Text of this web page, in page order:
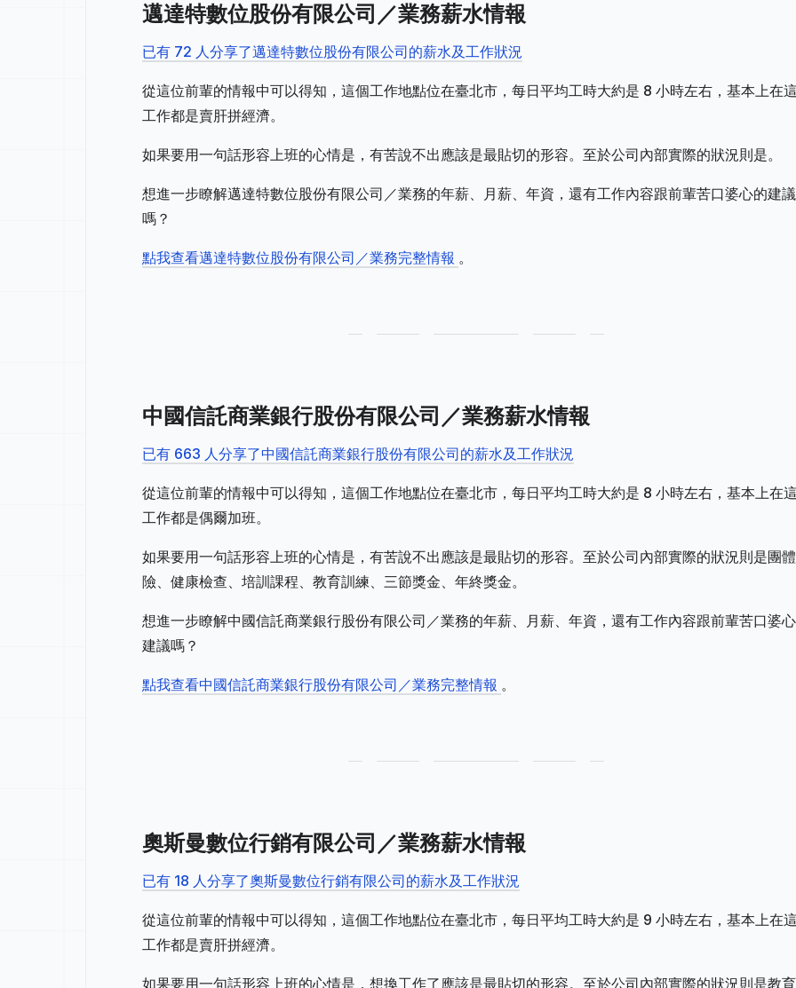
邁達特數位股份有限公司／業務薪水情報
已有 72 人分享了邁達特數位股份有限公司的薪水及工作狀況
從這位前輩的情報中可以得知，這個工作地點位在臺北市，每日平均工時大約是 8 小時左右，基本上在
工作都是賣肝拼經濟。
如果要用一句話形容上班的心情是，有苦說不出應該是最貼切的形容。至於公司內部實際的狀況則是。
想進一步瞭解邁達特數位股份有限公司／業務的年薪、月薪、年資，還有工作內容跟前輩苦口婆心的建議
嗎？
點我查看邁達特數位股份有限公司／業務完整情報 。
中國信託商業銀行股份有限公司／業務薪水情報
已有 663 人分享了中國信託商業銀行股份有限公司的薪水及工作狀況
從這位前輩的情報中可以得知，這個工作地點位在臺北市，每日平均工時大約是 8 小時左右，基本上在
工作都是偶爾加班。
如果要用一句話形容上班的心情是，有苦說不出應該是最貼切的形容。至於公司內部實際的狀況則是團
險、健康檢查、培訓課程、教育訓練、三節獎金、年終獎金。
想進一步瞭解中國信託商業銀行股份有限公司／業務的年薪、月薪、年資，還有工作內容跟前輩苦口婆
建議嗎？
點我查看中國信託商業銀行股份有限公司／業務完整情報 。
奧斯曼數位行銷有限公司／業務薪水情報
已有 18 人分享了奧斯曼數位行銷有限公司的薪水及工作狀況
從這位前輩的情報中可以得知，這個工作地點位在臺北市，每日平均工時大約是 9 小時左右，基本上在
工作都是賣肝拼經濟。
如果要用一句話形容上班的心情是，想換工作了應該是最貼切的形容。至於公司內部實際的狀況則是教